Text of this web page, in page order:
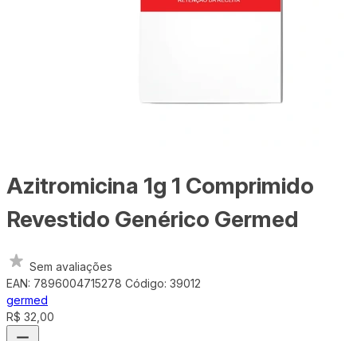
Azitromicina 1g 1 Comprimido
Revestido Genérico Germed
Sem avaliações
EAN: 7896004715278 Código: 39012
germed
R$ 32,00